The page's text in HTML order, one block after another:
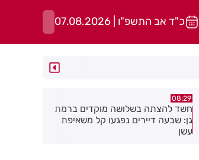
כ"ד אב התשפ"ו | 07.08.2026
08:29
חשד להצתה בשלושה מוקדים ברמת
גן: שבעה דיירים נפגעו קל משאיפת
עשן